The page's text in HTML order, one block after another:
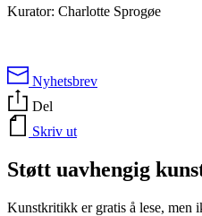
Kurator: Charlotte Sprogøe
Nyhetsbrev
Del
Skriv ut
Støtt uavhengig
Kunstkritikk er gratis å lese, men